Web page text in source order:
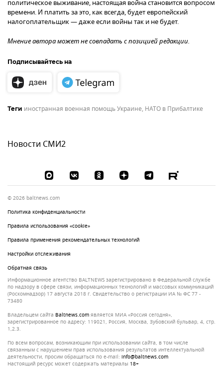
политическое выживание, настоящая война становится вопросом
времени. И платить за это, как всегда, будет европейский
налогоплательщик — даже если войны так и не будет.
Мнение автора может не совпадать с позицией редакции.
Подписывайтесь на
Теги иностранная военная помощь Украине, НАТО в Прибалтике
Новости СМИ2
© 2026 baltnews.com
Политика конфиденциальности
Правила использования «cookie»
Правила применения рекомендательных технологий
Настройки отслеживания
Обратная связь
Информационное агентство BALTNEWS зарегистрировано в Федеральной службе
по надзору в сфере связи, информационных технологий и массовых коммуникаций
(Роскомнадзор) 17 августа 2018 г. Свидетельство о регистрации ИА № ФС 77 -
73480
Владельцем сайта
baltnews.com является МИА «Россия сегодня»,
зарегистрированное по адресу: 119021, Россия, Москва, Зубовский бульвар, 4, стр.
1,2.3.
По всем вопросам, возникающим при использовании сайта, в том числе
связанным с нарушением прав использования результатов интеллектуальной
деятельности, просим обращаться по e-mail: info@baltnews.com
Настоящий ресурс может содержать материалы 18+